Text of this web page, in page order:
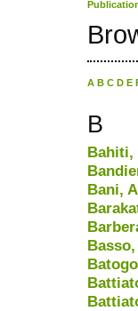
A B C D E
B
Bahiti,
Bani,